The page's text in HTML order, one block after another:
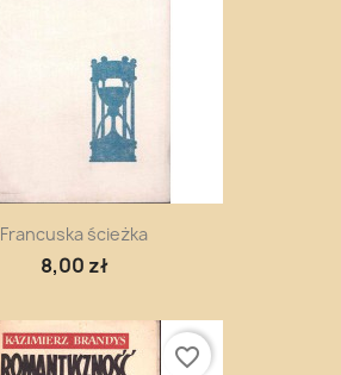
Francuska ścieżka
8,00 zł
favorite_border